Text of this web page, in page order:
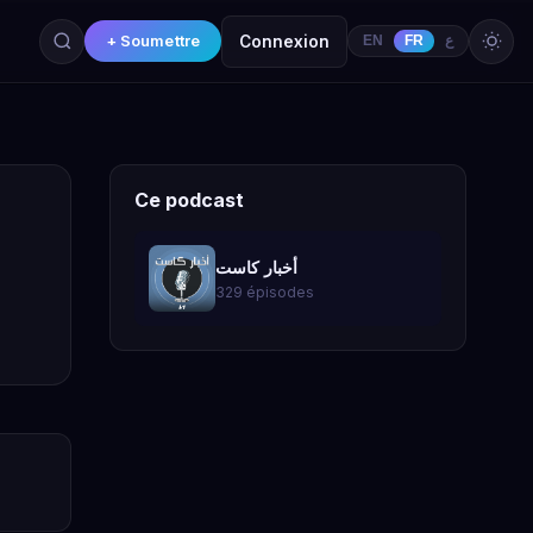
+ Soumettre Connexion EN FR ع
Ce podcast
أخبار كاست
329 épisodes